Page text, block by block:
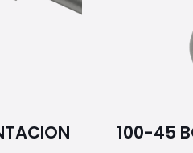
100-45